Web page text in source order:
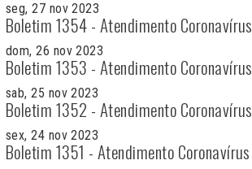
seg, 27 nov 2023
Boletim 1354 - Atendimento Coronavírus
dom, 26 nov 2023
Boletim 1353 - Atendimento Coronavírus
sab, 25 nov 2023
Boletim 1352 - Atendimento Coronavírus
sex, 24 nov 2023
Boletim 1351 - Atendimento Coronavírus